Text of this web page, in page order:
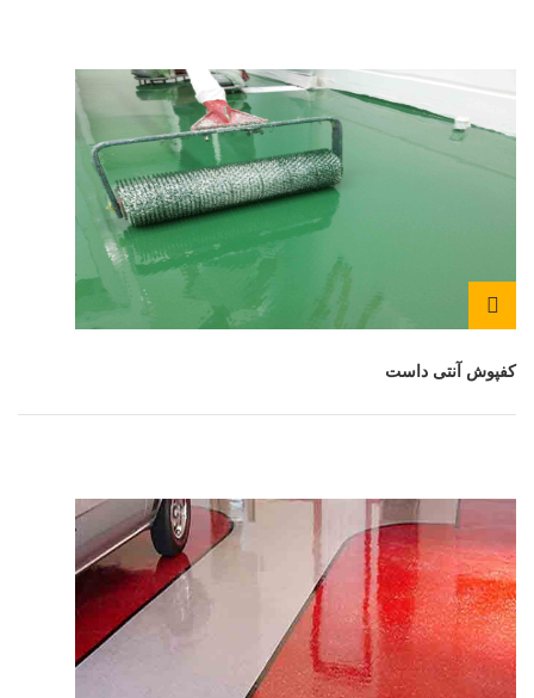
کفپوش آنتی داست